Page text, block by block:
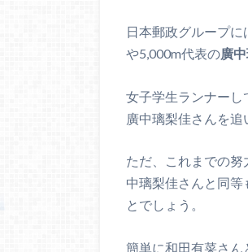
日本郵政グループ
や5,000m代表の廣
女子学生ランナー
廣中璃梨佳さんを追
ただ、これまでの
中璃梨佳さんと同
とでしょう。
簡単に和田有菜さん